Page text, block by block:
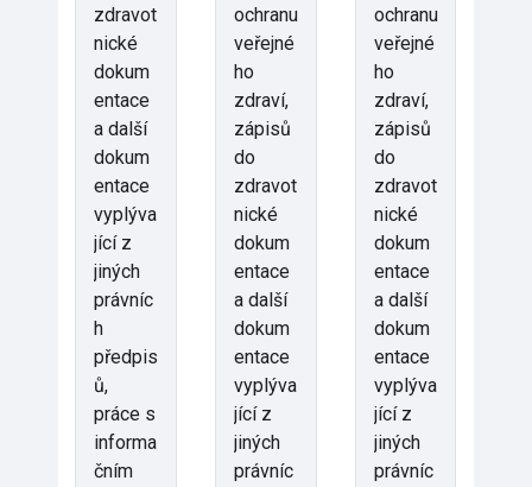
zdravot
nické
dokum
entace
a další
dokum
entace
vyplýva
jící z
jiných
právníc
h
předpis
ů,
práce s
informa
čním
ochranu
veřejné
ho
zdraví,
zápisů
do
zdravot
nické
dokum
entace
a další
dokum
entace
vyplýva
jící z
jiných
právníc
ochranu
veřejné
ho
zdraví,
zápisů
do
zdravot
nické
dokum
entace
a další
dokum
entace
vyplýva
jící z
jiných
právníc